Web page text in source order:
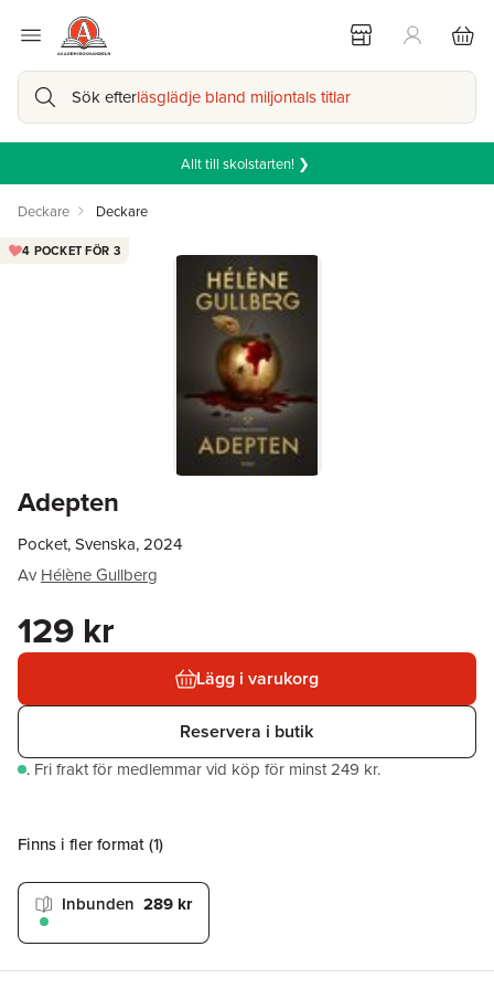
Sök efterläsglädje bland miljontals titlar
Allt till skolstarten! ❯
Deckare Deckare
Adepten
4 POCKET FÖR 3
Pocket, Svenska, 2024
Av Hélène Gullberg
129 kr
Lägg i varukorg
Reservera i butik
. Fri frakt för medlemmar vid köp för minst 249 kr.
Finns i fler format (1)
Inbunden 289 kr